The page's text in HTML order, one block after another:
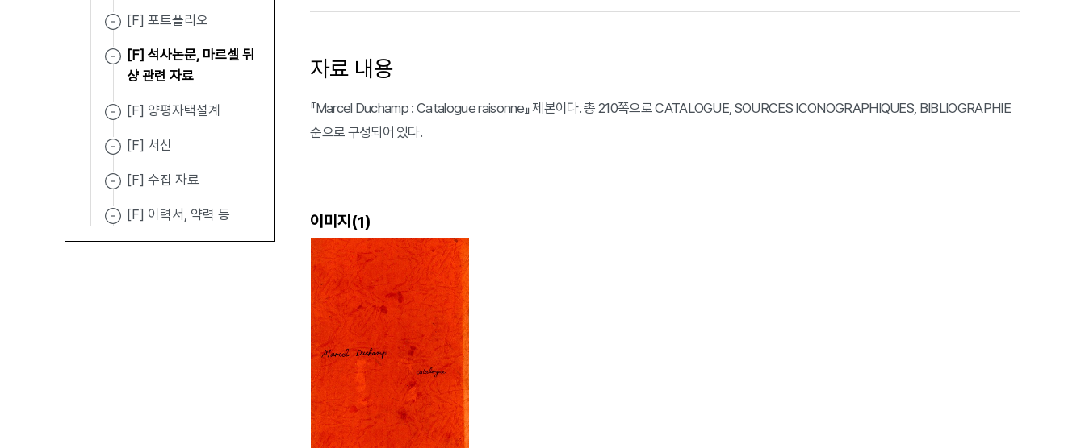
[F] 포트폴리오
[F] 석사논문, 마르셀 뒤
샹 관련 자료
[F] 양평자택설계
[F] 서신
[F] 수집 자료
[F] 이력서, 약력 등
자료 내용
『Marcel Duchamp : Catalogue raisonne』 제본이다. 총 210쪽으로 CATALOGUE, SOURCES ICONOGRAPHIQUES, BIBLIOGRAPHIE
순으로 구성되어 있다.
이미지(1)